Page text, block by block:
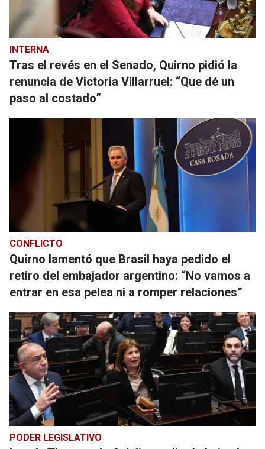
INTERNA
Tras el revés en el Senado, Quirno pidió la
renuncia de Victoria Villarruel: “Que dé un
paso al costado”
CONFLICTO
Quirno lamentó que Brasil haya pedido el
retiro del embajador argentino: “No vamos a
entrar en esa pelea ni a romper relaciones”
PODER LEGISLATIVO